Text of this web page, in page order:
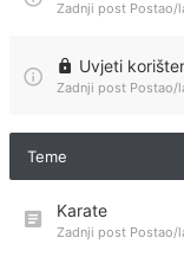
Zadnji post Postao/
Uvjeti
Zadnji post Postao/
Teme
Karate
Zadnji post Postao/